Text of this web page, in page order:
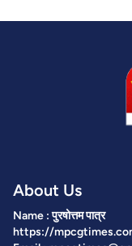
About Us
Name : पुरषोत्तम पात्र
https://